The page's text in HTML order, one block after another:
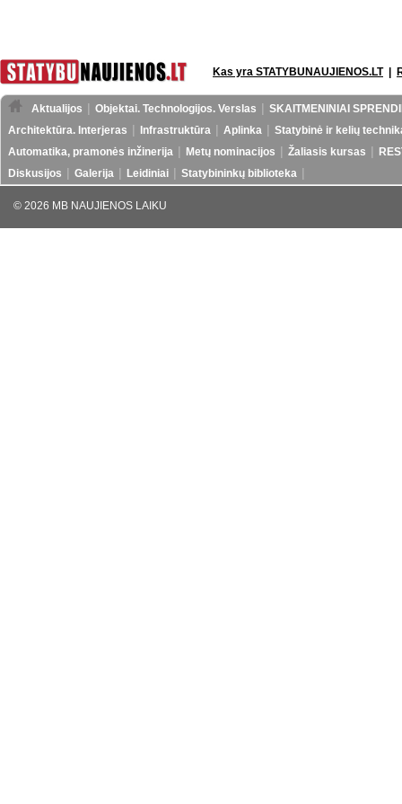
Kas yra STATYBUNAUJIENOS.LT|
Aktualijos Objektai. Technologijos. Verslas
SKAITMENINIAI
Architektūra. Interjeras
Infrastruktūra Aplinka
Statybinė ir kelių
Automatika, pramonės inžinerija
Metų nominacijos Žaliasis kursas
Diskusijos
Galerija Leidiniai Statybininkų biblioteka
© 2026 MB NAUJIENOS LAIKU